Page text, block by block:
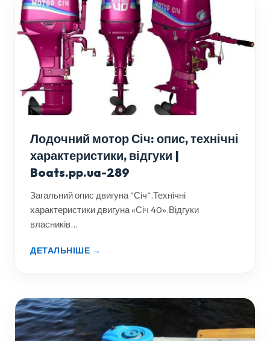
Лодочний мотор Січ: опис, технічні
характеристики, відгуки |
Boats.pp.ua-289
Загальний опис двигуна "Січ".Технічні
характеристики двигуна «Січ 40».Відгуки
власників...
ДЕТАЛЬНІШЕ →